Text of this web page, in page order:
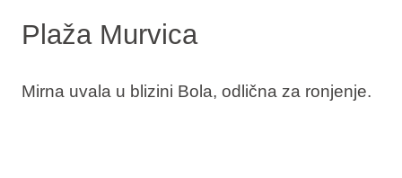
Plaža Murvica
Mirna uvala u blizini Bola, odlična za ronjenje.